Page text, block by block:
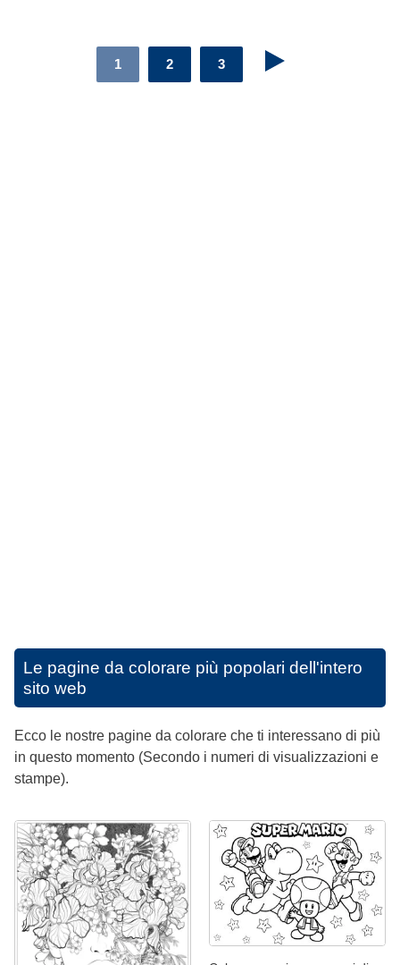
1 2 3
Le pagine da colorare più popolari dell'intero
sito web
Ecco le nostre pagine da colorare che ti interessano di più
in questo momento (Secondo i numeri di visualizzazioni e
stampe).